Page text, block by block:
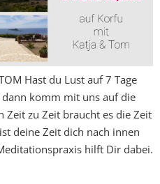
Hast du Lust auf 7 Tage
dann komm mit uns auf die
Zeit zu Zeit braucht es die Zeit
deine Zeit dich nach innen
hilft Dir dabei.